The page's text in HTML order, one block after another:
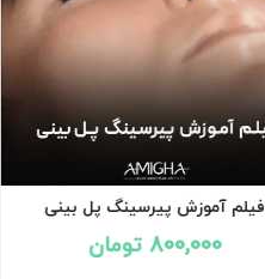
فیلم آموزش پیرسینگ پل بینی
800,000 تومان